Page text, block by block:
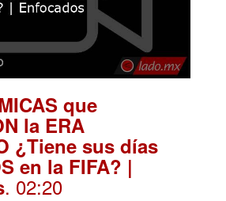
que
la ERA
¿Tiene sus días
en la FIFA? |
. 02:20